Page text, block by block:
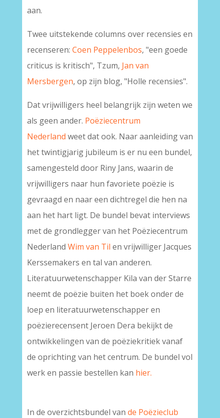
aan.
Twee uitstekende columns over recensies en
recenseren: Coen Peppelenbos, "een goede
criticus is kritisch", Tzum, Jan van
Mersbergen, op zijn blog, "Holle recensies".
Dat vrijwilligers heel belangrijk zijn weten we
als geen ander. Poëziecentrum
Nederland weet dat ook. Naar aanleiding van
het twintigjarig jubileum is er nu een bundel,
samengesteld door Riny Jans, waarin de
vrijwilligers naar hun favoriete poëzie is
gevraagd en naar een dichtregel die hen na
aan het hart ligt. De bundel bevat interviews
met de grondlegger van het Poëziecentrum
Nederland Wim van Til en vrijwilliger Jacques
Kerssemakers en tal van anderen.
Literatuurwetenschapper Kila van der Starre
neemt de poëzie buiten het boek onder de
loep en literatuurwetenschapper en
poëzierecensent Jeroen Dera bekijkt de
ontwikkelingen van de poëziekritiek vanaf
de oprichting van het centrum. De bundel vol
werk en passie bestellen kan hier.
In de overzichtsbundel van de Poëzieclub